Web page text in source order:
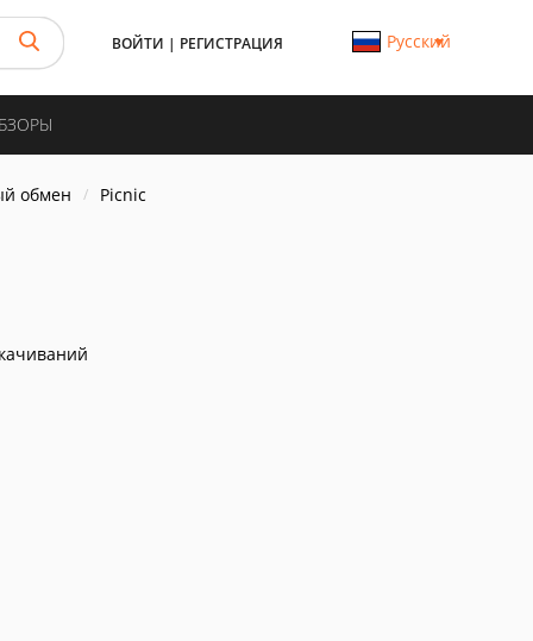
ВОЙТИ | РЕГИСТРАЦИЯ Русский
обмен Picnic